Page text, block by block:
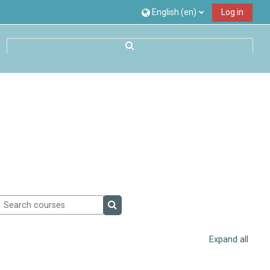
English ‎(en)‎ Log in
courses
Search courses
Expand all